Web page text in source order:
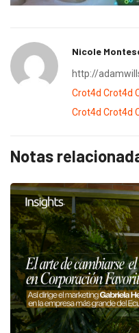
Nicole
http://
Crot4d Crot4d
Crot4d Crot4d
Notas